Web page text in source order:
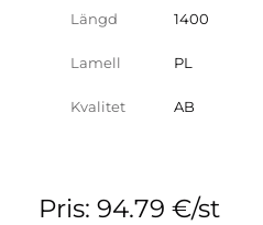
Längd 1400
Lamell PL
Kvalitet AB
Pris: 94.79 €/st